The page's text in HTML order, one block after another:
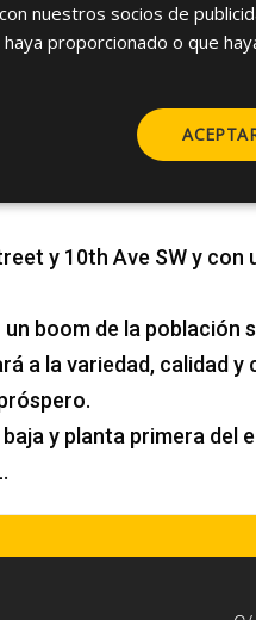
y 10th Ave SW y
boom de la población
a la variedad, calidad y
y planta primera del
nuestros socios de
proporcionado o que